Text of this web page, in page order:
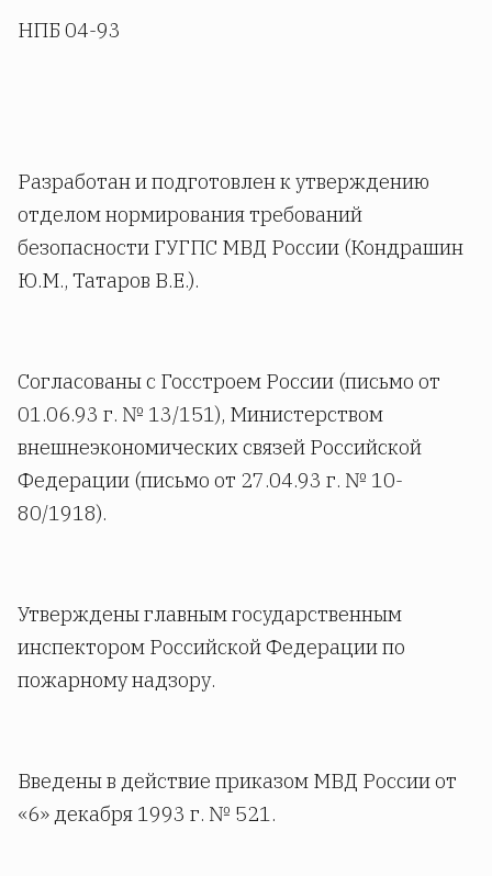
НПБ 04-93
Разработан и подготовлен к утверждению
отделом нормирования требований
безопасности ГУГПС МВД России (Кондрашин
Ю.М., Татаров В.Е.).
Согласованы с Госстроем России (письмо от
01.06.93 г. № 13/151), Министерством
внешнеэкономических связей Российской
Федерации (письмо от 27.04.93 г. № 10-
80/1918).
Утверждены главным государственным
инспектором Российской Федерации по
пожарному надзору.
Введены в действие приказом МВД России от
«6» декабря 1993 г. № 521.